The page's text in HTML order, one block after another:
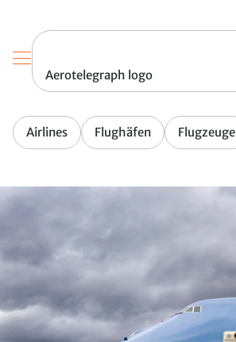
Aerotelegraph logo
Airlines Flughäfen Flugzeuge